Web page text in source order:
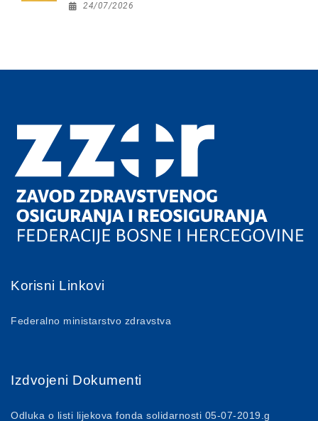
24/07/2026
Korisni Linkovi
Federalno ministarstvo zdravstva
Izdvojeni Dokumenti
Odluka o listi lijekova fonda solidarnosti 05-07-2019.g